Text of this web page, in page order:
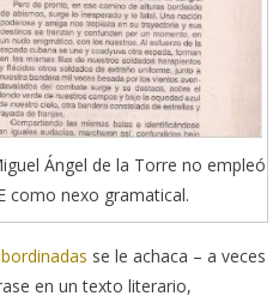
Ángel de la Torre no empleó
como nexo gramatical.
se le achaca – a veces
en un texto literario,